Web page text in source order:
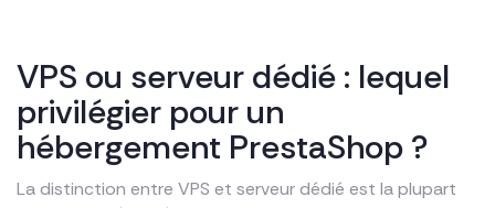
VPS ou serveur dédié : lequel
privilégier pour un
hébergement PrestaShop ?
La distinction entre VPS et serveur dédié est la plupart